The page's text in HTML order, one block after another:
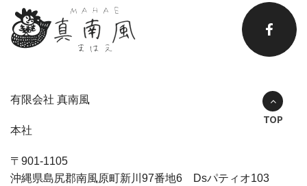
TOP
有限会社 真南風
本社
〒901-1105
沖縄県島尻郡南風原町新川97番地6 Dsパティオ103